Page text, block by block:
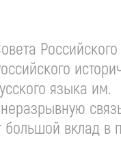
Российского
языка им.
вклад в